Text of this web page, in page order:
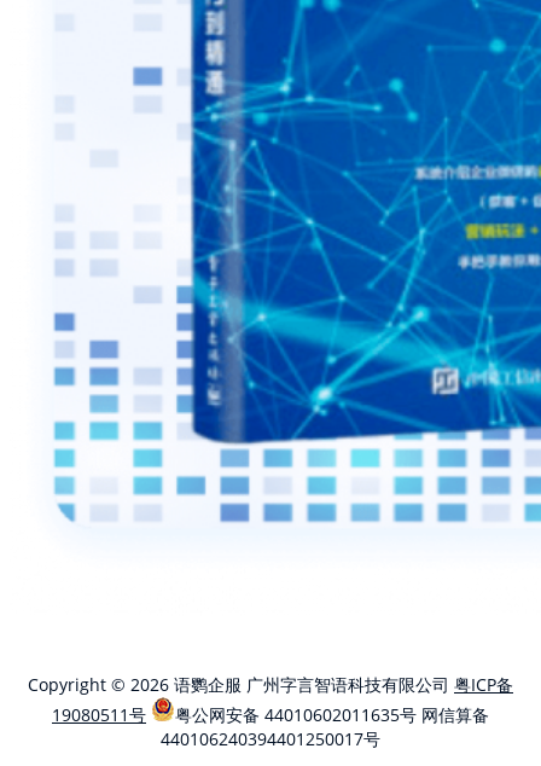
Copyright © 2026 语鹦企服 广州字言智语科技有限公司 粤ICP备
19080511号
粤公网安备 44010602011635号 网信算备
440106240394401250017号